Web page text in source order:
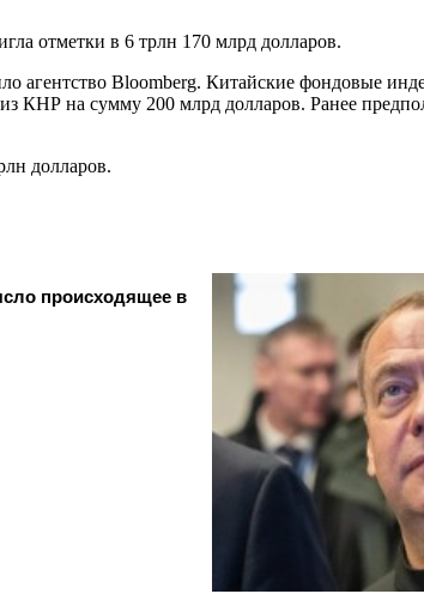
отметки в 6 трлн 170 млрд долларов.
агентство Bloomberg. Китайские фондовые
на сумму 200 млрд долларов. Ранее
долларов.
происходящее в